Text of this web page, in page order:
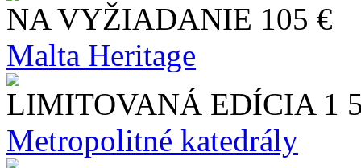
NA VYŽIADANIE 105 €
Malta Heritage
LIMITOVANÁ EDÍCIA 1
Metropolitné katedrály